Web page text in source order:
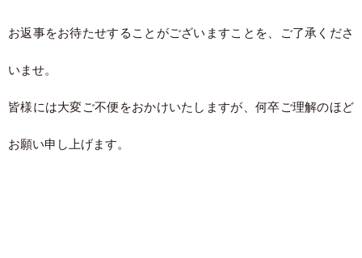
お返事をお待たせすることがございますことを、ご了承くださ
いませ。
皆様には大変ご不便をおかけいたしますが、何卒ご理解のほど
お願い申し上げます。